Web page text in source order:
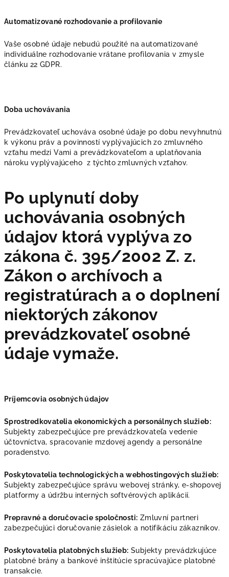
Automatizované rozhodovanie a profilovanie
Vaše osobné údaje nebudú použité na automatizované
individuálne rozhodovanie vrátane profilovania v zmysle
článku 22 GDPR.
Doba uchovávania
Prevádzkovateľ uchováva osobné údaje po dobu nevyhnutnú
k výkonu práv a povinností vyplývajúcich zo zmluvného
vzťahu medzi Vami a prevádzkovateľom a uplatňovania
nároku vyplývajúceho z týchto zmluvných vzťahov.
Po uplynutí doby
uchovávania osobných
údajov ktorá vyplýva zo
zákona č. 395/2002 Z. z.
Zákon o archívoch a
registratúrach a o doplnení
niektorých zákonov
prevádzkovateľ osobné
údaje vymaže.
Príjemcovia osobných údajov
Sprostredkovatelia ekonomických a personálnych služieb:
Subjekty zabezpečujúce pre prevádzkovateľa vedenie
účtovníctva, spracovanie mzdovej agendy a personálne
poradenstvo.
Poskytovatelia technologických a webhostingových služieb:
Subjekty zabezpečujúce správu webovej stránky, e-shopovej
platformy a údržbu interných softvérových aplikácií.
Prepravné a doručovacie spoločnosti: Zmluvní partneri
zabezpečujúci doručovanie zásielok a notifikáciu zákazníkov.
Poskytovatelia platobných služieb: Subjekty prevádzkujúce
platobné brány a bankové inštitúcie spracúvajúce platobné
transakcie.